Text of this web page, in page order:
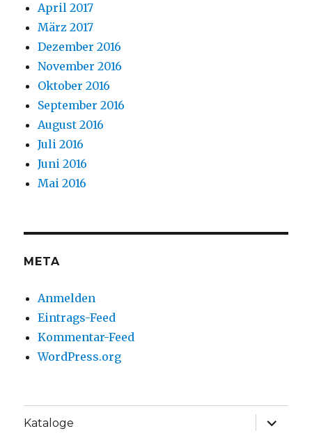
April 2017
März 2017
Dezember 2016
November 2016
Oktober 2016
September 2016
August 2016
Juli 2016
Juni 2016
Mai 2016
META
Anmelden
Eintrags-Feed
Kommentar-Feed
WordPress.org
Kataloge